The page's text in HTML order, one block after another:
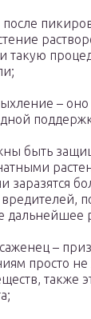
после
такую
– оно
быть
заразятся
вредителей,
дальнейшее
–
просто не
также